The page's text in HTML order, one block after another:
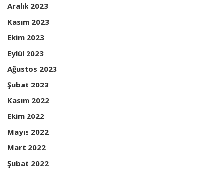
Aralık 2023
Kasım 2023
Ekim 2023
Eylül 2023
Ağustos 2023
Şubat 2023
Kasım 2022
Ekim 2022
Mayıs 2022
Mart 2022
Şubat 2022